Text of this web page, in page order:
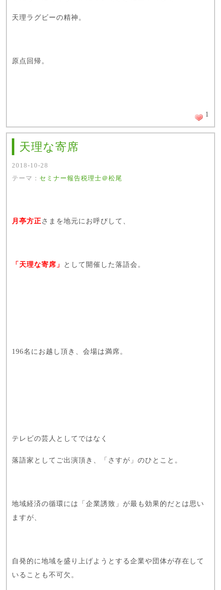
天理ラグビーの精神。
原点回帰。
1
天理な寄席
2018-10-28
テーマ： セミナー報告税理士＠松尾
月亭方正 さまを地元にお呼びして、
「天理な寄席」 として開催した落語会。
196名にお越し頂き、会場は満席。
テレビの芸人としてではなく
落語家としてご出演頂き、「さすが」のひとこと。
地域経済の循環には「企業誘致」が最も効果的だとは思い
ますが、
自発的に地域を盛り上げようとする企業や団体が存在して
いることも不可欠。